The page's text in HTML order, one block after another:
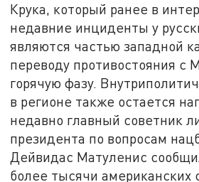
Крука, который ранее в
недавние инциденты у
являются частью западной
переводу противостояния с
горячую фазу.
в регионе также остается
недавно главный советник
президента по вопросам
Дейвидас Матуленис
более тысячи американских